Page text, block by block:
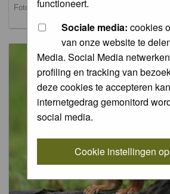
functioneert.
Sociale media: cookies
van onze website te
Media. Social Media
profiling en tracking van
deze cookies te accepteren
internetgedrag gemonitord
social media.
Cookie instellingen
Foto's van landschappen / Pictures of